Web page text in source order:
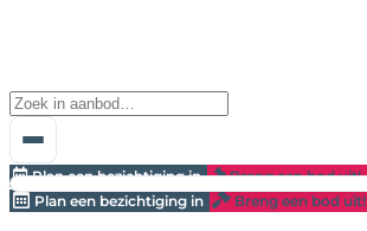
Plan een bezichtiging in Breng een bod uit!
Plan een bezichtiging in
Breng een bod uit!